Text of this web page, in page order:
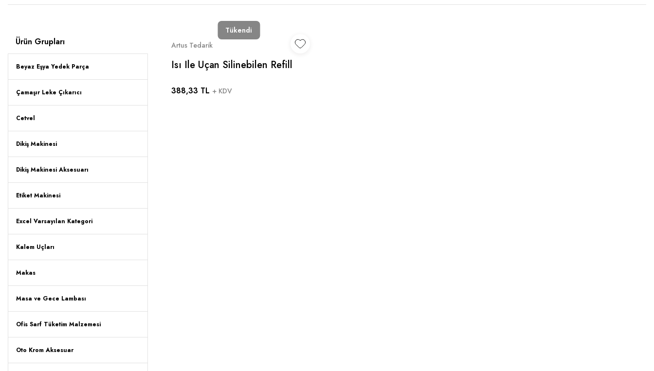
Ürün Grupları
Beyaz Eşya Yedek Parça
Çamaşır Leke Çıkarıcı
Cetvel
Dikiş Makinesi
Dikiş Makinesi Aksesuarı
Etiket Makinesi
Excel Varsayılan Kategori
Kalem Uçları
Makas
Masa ve Gece Lambası
Ofis Sarf Tüketim Malzemesi
Oto Krom Aksesuar
Tükendi
Artus Tedarik
Isı Ile Uçan Silinebilen Refill
mavi 40 Adet
388,33 TL + KDV